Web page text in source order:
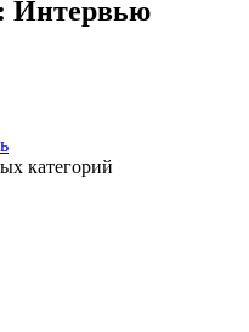
Интервью
категорий